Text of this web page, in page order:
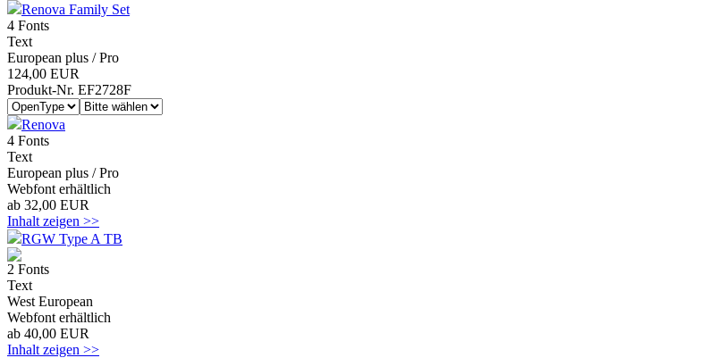
Renova Family Set
4 Fonts
Text
European plus / Pro
124,00 EUR
Produkt-Nr. EF2728F
Renova
4 Fonts
Text
European plus / Pro
Webfont erhältlich
ab 32,00 EUR
Inhalt zeigen >>
RGW Type A TB
2 Fonts
Text
West European
Webfont erhältlich
ab 40,00 EUR
Inhalt zeigen >>